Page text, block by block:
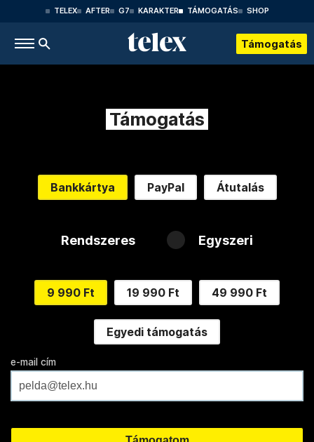
TELEX AFTER G7 KARAKTER TÁMOGATÁS SHOP
Támogatás
Támogatás
Bankkártya PayPal Átutalás
Rendszeres Egyszeri
9 990 Ft 19 990 Ft 49 990 Ft
Egyedi támogatás
e-mail cím